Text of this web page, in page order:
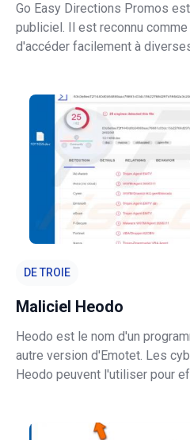
Go Easy Directions Promos
publiciel. Il est reconnu
d'accéder facilement à
qu'il diffu
DE TROIE
Maliciel Heodo
Heodo est le nom d'un
autre version d'Emotet. Les
Heodo peuvent l'utiliser pour
malicie